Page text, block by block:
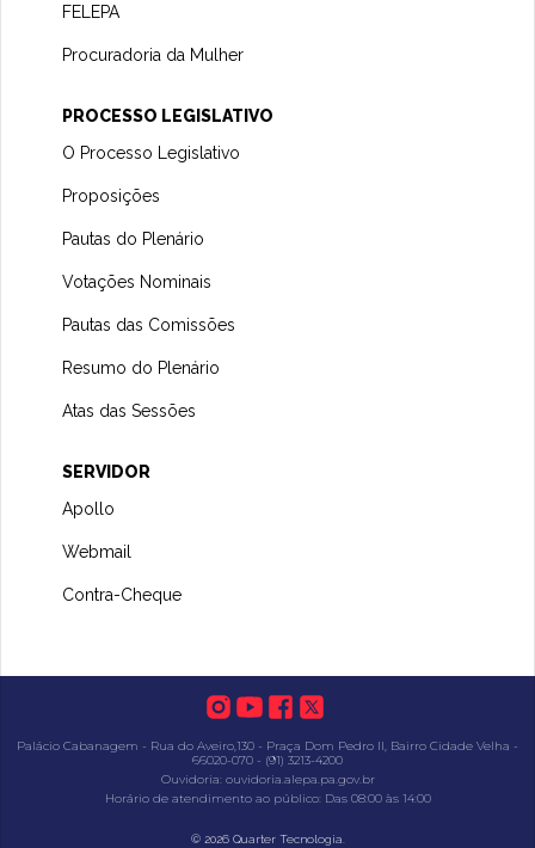
FELEPA
Procuradoria da Mulher
PROCESSO LEGISLATIVO
O Processo Legislativo
Proposições
Pautas do Plenário
Votações Nominais
Pautas das Comissões
Resumo do Plenário
Atas das Sessões
SERVIDOR
Apollo
Webmail
Contra-Cheque
Palácio Cabanagem - Rua do Aveiro,130 - Praça Dom Pedro II, Bairro Cidade Velha -
66020-070 - (91) 3213-4200
Ouvidoria: ouvidoria.alepa.pa.gov.br
Horário de atendimento ao público: Das 08:00 às 14:00
© 2026 Quarter Tecnologia